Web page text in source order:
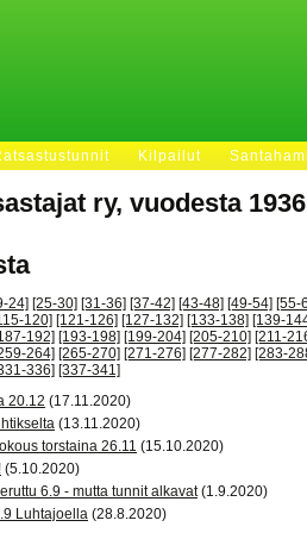
Kilpailut
ry, vuodesta 1936
24] [25-30] [31-36] [37-42] [43-48] [49-54] [55-
120] [121-126] [127-132] [133-138] [139-
192] [193-198] [199-204] [205-210] [211-
264] [265-270] [271-276] [277-282] [283-
336] [337-341]
20.12 (17.11.2020)
(13.11.2020)
torstaina 26.11 (15.10.2020)
(5.10.2020)
6.9 - mutta tunnit alkavat (1.9.2020)
Luhtajoella (28.8.2020)